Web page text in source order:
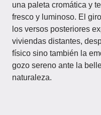
una paleta cromática y
fresco y luminoso. El
los versos posteriores
viviendas distantes,
físico sino también la
gozo sereno ante la
naturaleza.